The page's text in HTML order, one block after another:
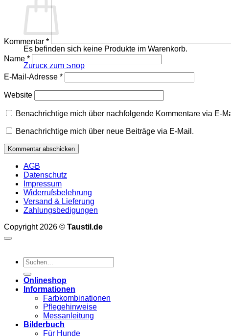
Es befinden sich keine Produkte im Warenkorb.
Zurück zum Shop
Kommentar *
Name *
E-Mail-Adresse *
Website
Benachrichtige mich über nachfolgende Kommentare via E-
Benachrichtige mich über neue Beiträge via E-Mail.
AGB
Datenschutz
Impressum
Widerrufsbelehrung
Versand & Lieferung
Zahlungsbedigungen
Copyright 2026 © Taustil.de
Suchen
nach:
Onlineshop
Informationen
Farbkombinationen
Pflegehinweise
Messanleitung
Bilderbuch
Für Hunde